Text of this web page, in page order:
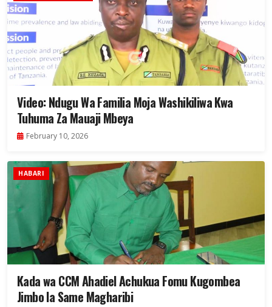
Video: Ndugu Wa Familia Moja Washikiliwa Kwa
Tuhuma Za Mauaji Mbeya
February 10, 2026
HABARI
Kada wa CCM Ahadiel Achukua Fomu Kugombea
Jimbo la Same Magharibi